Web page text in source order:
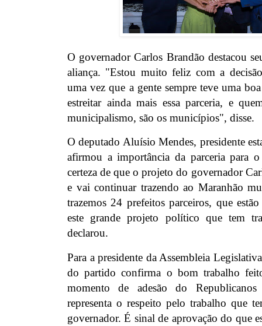
O governador Carlos Brandão destacou
aliança. "Estou muito feliz com a
uma vez que a gente sempre teve uma
estreitar ainda mais essa parceria, e
municipalismo, são os municípios", disse.
O deputado Aluísio Mendes, presidente
afirmou a importância da parceria para
certeza de que o projeto do governador
e vai continuar trazendo ao Maranhão
trazemos 24 prefeitos parceiros, que
este grande projeto político que tem
declarou.
Para a presidente da Assembleia
do partido confirma o bom trabalho
momento de adesão do
representa o respeito pelo trabalho que
governador. É sinal de aprovação do que